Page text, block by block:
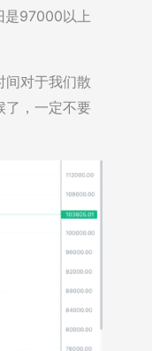
是97000以上
间对于我们散
了，一定不要